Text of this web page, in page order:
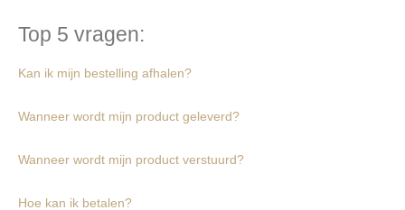
Top 5 vragen:
Kan ik mijn bestelling afhalen?
Wanneer wordt mijn product geleverd?
Wanneer wordt mijn product verstuurd?
Hoe kan ik betalen?